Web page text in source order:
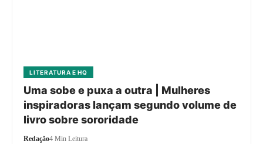
LITERATURA E HQ
Uma sobe e puxa a outra | Mulheres
inspiradoras lançam segundo volume de
livro sobre sororidade
Redação4 Min Leitura